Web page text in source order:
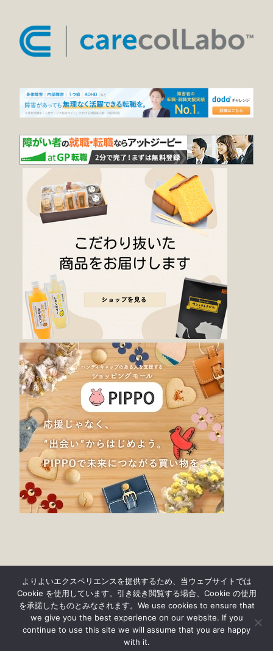
よりよいエクスペリエンスを提供するため、当ウェブサイトでは
Cookie を使用しています。引き続き閲覧する場合、Cookie の使用
を承諾したものとみなされます。We use cookies to ensure that
we give you the best experience on our website. If you
continue to use this site we will assume that you are happy
with it.